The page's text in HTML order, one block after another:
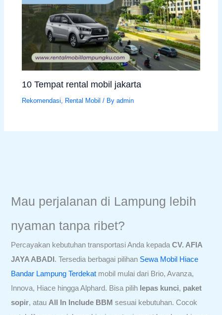
10 Tempat rental mobil jakarta
Rekomendasi, Rental Mobil / Byadmin
Mau perjalanan di Lampung lebih
nyaman tanpa ribet?
Percayakan kebutuhan transportasi Anda kepadaCV. AFIA
JAYA ABADI . Tersedia berbagai pilihan Sewa Mobil Hiace
Bandar Lampung Terdekat mobil mulai dari Brio, Avanza,
Innova, Hiace hingga Alphard. Bisa pilih lepas kunci, paket
sopir, atauAll In Include BBM sesuai kebutuhan. Cocok